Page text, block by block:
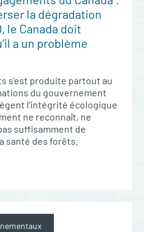
la dégradation
le Canada doit
a un problème
s'est produite partout au
du gouvernement
l'intégrité écologique
ne reconnaît, ne
suffisamment de
santé des forêts.